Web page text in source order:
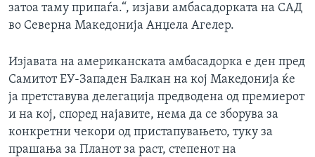
затоа таму припаѓа.“, изјави амбасадорката на САД
во Северна Македонија Анџела Агелер.
Изјавата на американската амбасадорка е ден пред
Самитот ЕУ-Западен Балкан на кој Македонија ќе
ја претставува делегација предводена од премиерот
и на кој, според најавите, нема да се зборува за
конкретни чекори од пристапувањето, туку за
прашања за Планот за раст, степенот на